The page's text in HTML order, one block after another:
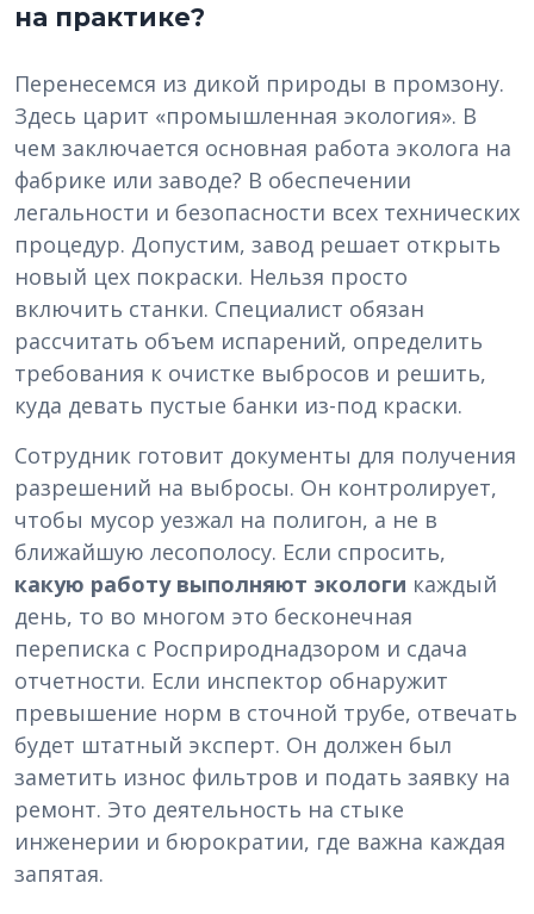
на практике?
Перенесемся из дикой природы в промзону.
Здесь царит «промышленная экология». В
чем заключается основная работа эколога на
фабрике или заводе? В обеспечении
легальности и безопасности всех технических
процедур. Допустим, завод решает открыть
новый цех покраски. Нельзя просто
включить станки. Специалист обязан
рассчитать объем испарений, определить
требования к очистке выбросов и решить,
куда девать пустые банки из-под краски.
Сотрудник готовит документы для получения
разрешений на выбросы. Он контролирует,
чтобы мусор уезжал на полигон, а не в
ближайшую лесополосу. Если спросить,
какую работу выполняют экологи каждый
день, то во многом это бесконечная
переписка с Росприроднадзором и сдача
отчетности. Если инспектор обнаружит
превышение норм в сточной трубе, отвечать
будет штатный эксперт. Он должен был
заметить износ фильтров и подать заявку на
ремонт. Это деятельность на стыке
инженерии и бюрократии, где важна каждая
запятая.